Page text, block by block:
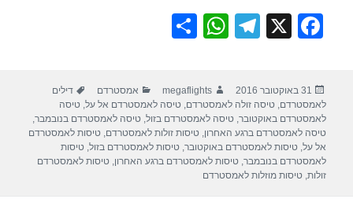
F
e
b
o
o
X
T
gr
a
m
W
s
A
p
e
פורסם
בתאריך
31 באוקטובר 2016 מחבר
megaflights קטגוריות
אמסטרדם תגיות
דילים
לאמסטרדם,טיסה זולה לאמסטרדם,טיסה לאמסטרדם אל על,טיסה
לאמסטרדם באוקטובר,טיסה לאמסטרדם בזול,טיסה לאמסטרדם בנובמבר,
טיסה לאמסטרדם ברגע האחרון,טיסות זולות לאמסטרדם,טיסות לאמסטרדם
אל על,טיסות לאמסטרדם באוקטובר,טיסות לאמסטרדם בזול,טיסות
לאמסטרדם בנובמבר,טיסות לאמסטרדם ברגע האחרון,טיסות לאמסטרדם
זולות,טיסות מוזלות לאמסטרדם